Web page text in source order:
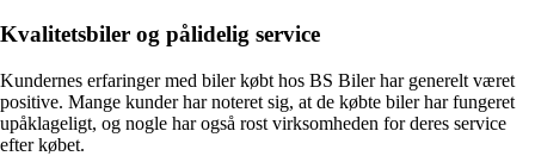
Kvalitetsbiler og pålidelig service
Kundernes erfaringer med biler købt hos BS Biler har generelt været
positive. Mange kunder har noteret sig, at de købte biler har fungeret
upåklageligt, og nogle har også rost virksomheden for deres service
efter købet.